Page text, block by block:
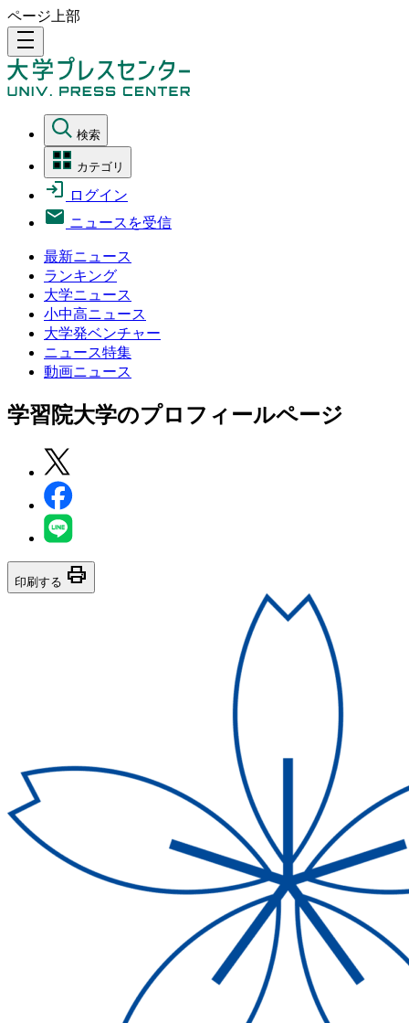
ページ上部
density_medium
検索
カテゴリ
ログイン
ニュースを受信
最新ニュース
ランキング
大学ニュース
小中高ニュース
大学発ベンチャー
ニュース特集
動画ニュース
学習院大学のプロフィールページ
印刷する print